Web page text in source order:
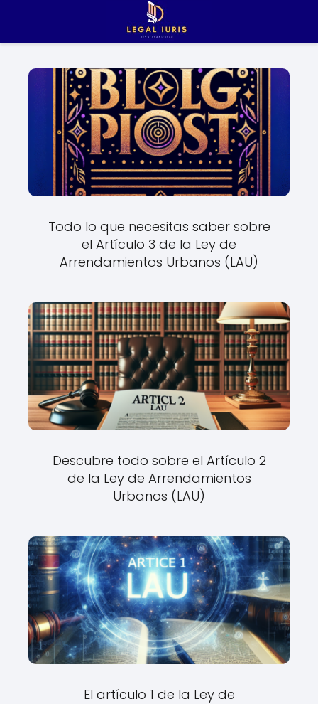
Todo lo que necesitas saber sobre
el Artículo 3 de la Ley de
Arrendamientos Urbanos (LAU)
Descubre todo sobre el Artículo 2
de la Ley de Arrendamientos
Urbanos (LAU)
El artículo 1 de la Ley de